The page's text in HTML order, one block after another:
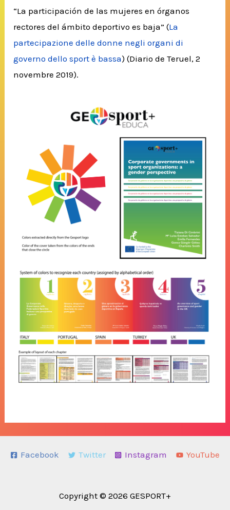
“La participación de las mujeres en órganos
rectores del ámbito deportivo es baja” (La
partecipazione delle donne negli organi di
governo dello sport è bassa) (Diario de Teruel, 2
novembre 2019).
Facebook Twitter Instagram YouTube
Copyright © 2026 GESPORT+